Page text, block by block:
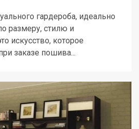
гардероба, идеально
размеру, стилю и
искусство, которое
заказе пошива...